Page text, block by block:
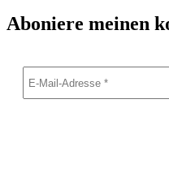
Aboniere meinen